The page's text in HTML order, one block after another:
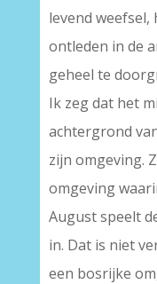
levend weefsel,
ontleden in de
geheel te
Ik zeg dat het
achtergrond
zijn omgeving.
omgeving
August speelt
in. Dat is niet
een bosrijke